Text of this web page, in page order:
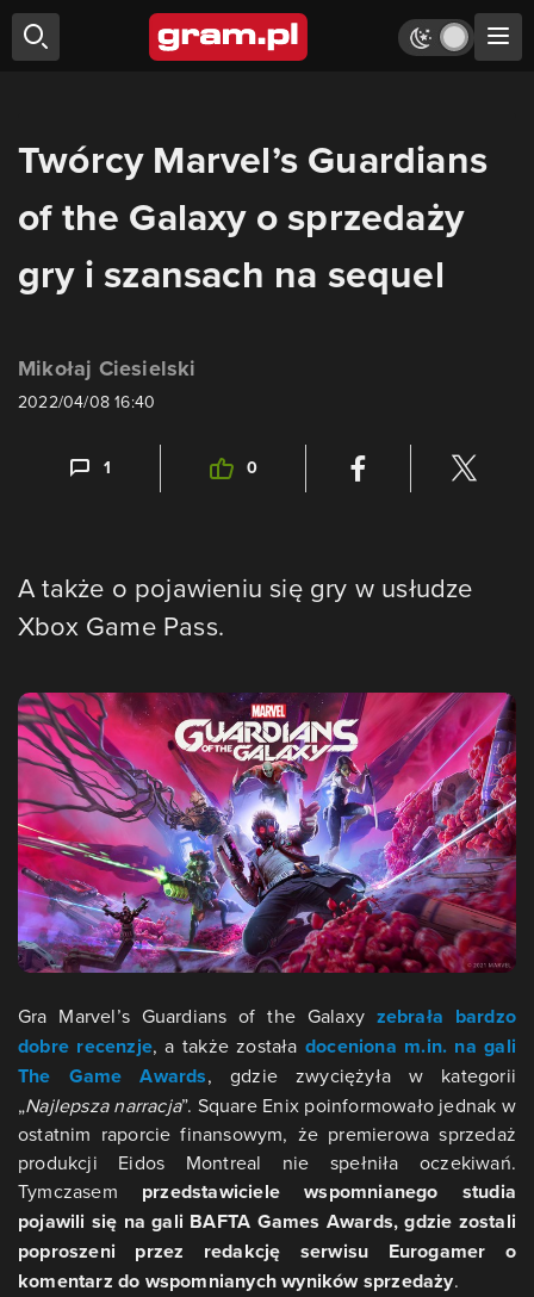
Twórcy Marvel’s Guardians
of the Galaxy o sprzedaży
gry i szansach na sequel
Mikołaj Ciesielski
2022/04/08 16:40
1 0
A także o pojawieniu się gry w usłudze
Xbox Game Pass.
Gra Marvel’s Guardians of the Galaxy zebrała bardzo
dobre recenzje, a także zostaładoceniona m.in. na gali
The Game Awards, gdzie zwyciężyła w kategorii
„Najlepsza narracja”. Square Enix poinformowało jednak w
ostatnim raporcie finansowym, że premierowa sprzedaż
produkcji Eidos Montreal nie spełniła oczekiwań.
Tymczasem przedstawiciele wspomnianego studia
pojawili się na gali BAFTA Games Awards, gdzie zostali
poproszeni przez redakcję serwisu Eurogamer o
komentarz do wspomnianych wyników sprzedaży.